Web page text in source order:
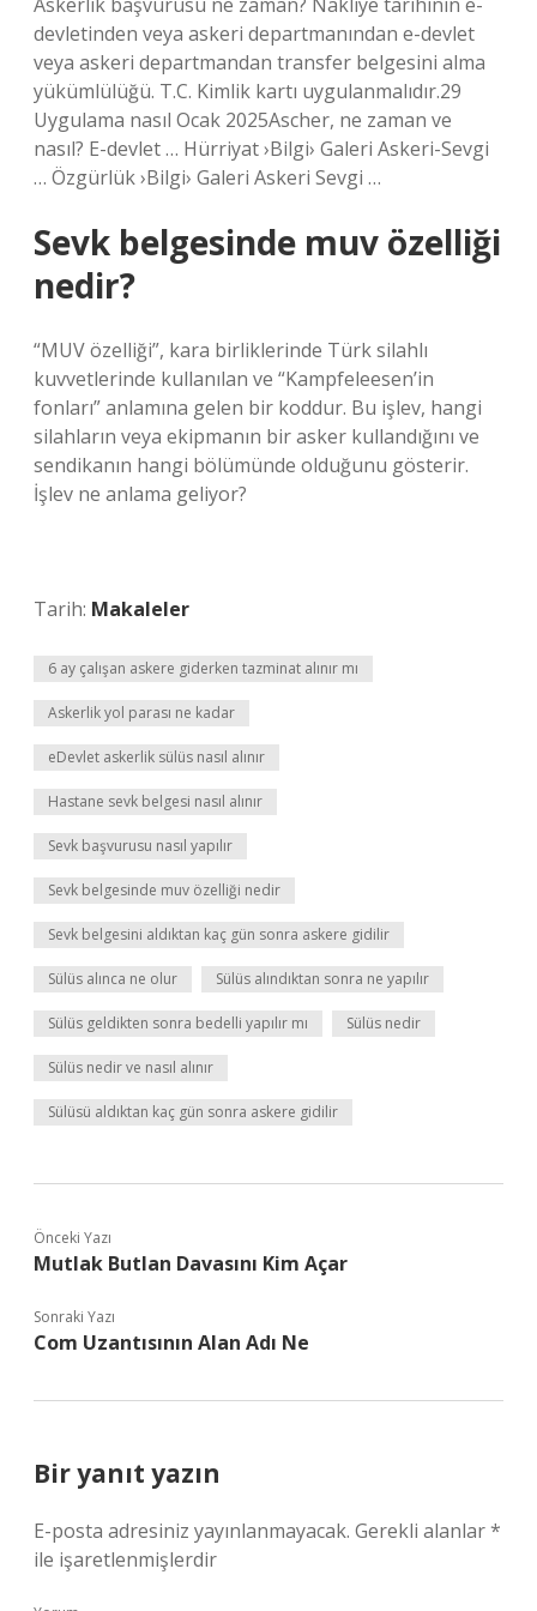
devletinden veya askeri departmanından e-devlet
veya askeri departmandan transfer belgesini alma
yükümlülüğü. T.C. Kimlik kartı uygulanmalıdır.29
Uygulama nasıl Ocak 2025Ascher, ne zaman ve
nasıl? E-devlet … Hürriyat ›Bilgi› Galeri Askeri-Sevgi
… Özgürlük ›Bilgi› Galeri Askeri Sevgi …
Sevk belgesinde muv özelliği
nedir?
“MUV özelliği”, kara birliklerinde Türk silahlı
kuvvetlerinde kullanılan ve “Kampfeleesen’in
fonları” anlamına gelen bir koddur. Bu işlev, hangi
silahların veya ekipmanın bir asker kullandığını ve
sendikanın hangi bölümünde olduğunu gösterir.
İşlev ne anlama geliyor?
Tarih: Makaleler
6 ay çalışan askere giderken tazminat alınır mı
Askerlik yol parası ne kadar
eDevlet askerlik sülüs nasıl alınır
Hastane sevk belgesi nasıl alınır
Sevk başvurusu nasıl yapılır
Sevk belgesinde muv özelliği nedir
Sevk belgesini aldıktan kaç gün sonra askere gidilir
Sülüs alınca ne olur Sülüs alındıktan sonra ne yapılır
Sülüs geldikten sonra bedelli yapılır mı Sülüs nedir
Sülüs nedir ve nasıl alınır
Sülüsü aldıktan kaç gün sonra askere gidilir
Önceki Yazı
Mutlak Butlan Davasını Kim Açar
Sonraki Yazı
Com Uzantısının Alan Adı Ne
Bir yanıt yazın
E-posta adresiniz yayınlanmayacak. Gerekli alanlar*
ile işaretlenmişlerdir